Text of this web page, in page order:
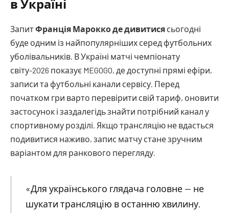
в Україні
ЗапитФранція Марокко де дивитися сьогодні
буде одним із найпопулярніших серед футбольних
уболівальників. В Україні матчі чемпіонату
світу-2026 показує MEGOGO, де доступні прямі ефіри,
записи та футбольні канали сервісу. Перед
початком гри варто перевірити свій тариф, оновити
застосунок і заздалегідь знайти потрібний канал у
спортивному розділі. Якщо трансляцію не вдасться
подивитися наживо, запис матчу стане зручним
варіантом для ранкового перегляду.
«Для українського глядача головне — не
шукати трансляцію в останню хвилину.